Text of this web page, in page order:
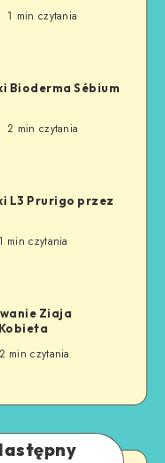
1 min czytania
Bioderma Sébium
2 min czytania
L3 Prurigo przez
1 min czytania
Ziaja
2 min czytania